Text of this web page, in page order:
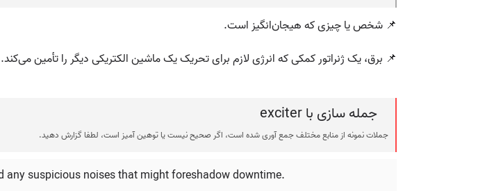
📌 شخص یا چیزی که هیجان‌انگیز است.
📌 برق، یک ژنراتور کمکی که انرژی لازم برای تحریک یک ماشین الکتریکی دیگر را تأمین می‌کند.
جمله سازی با exciter
جملات نمونه از منابع مختلف جمع آوری شده است، اگر صحیح نیست یا توهین آمیز است، لطفا گزارش دهید.
any suspicious noises that might foreshadow downtime.